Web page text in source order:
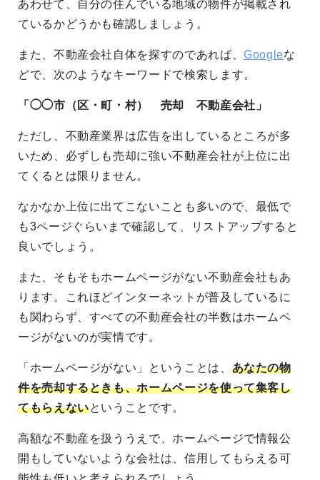
あわせて、自分の住んでいる地域の物件が掲載され
ているかどうかも確認しましょう。
また、不動産会社自体を探すのであれば、Googleな
どで、次のようなキーワードで検索します。
「◯◯市（区・町・村） 売却 不動産会社」
ただし、不動産業界は広告を出しているところが多
いため、必ずしも売却に強い不動産会社が上位に出
てくるとは限りません。
なかなか上位に出てこないことも多いので、最低で
も3ページぐらいまで確認して、リストアップすると
良いでしょう。
また、そもそもホームページがない不動産会社もあ
ります。これほどインターネットが普及しているに
も関わらず、すべての不動産会社の半数はホームペ
ージがないのが実情です。
「ホームページがない」ということは、 あなたの物
件を売却するときも、ホームページを使って集客し
てもらえないということです。
高額な不動産を扱ううえで、ホームページで情報公
開もしていないような会社は、信用してもらえる可